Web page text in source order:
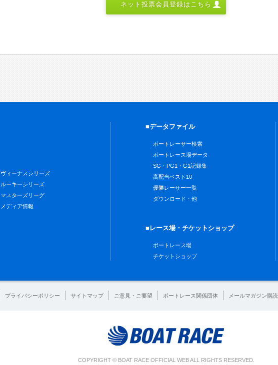
ネット投票会員登録はこちら
ヴィーナスシリーズ
ルーキーシリーズ
マスターズリーグ
メディア情報
■データファイル
ボートレーサー検索
ボートレース場データ
SG・PG1・G1記録集
高配当ベスト10
優勝レーサー一覧
ダウンロード・他
■レース場・チケットショップ
ボートレース場
チケットショップ
プライバシーポリシー サイトマップ ご意見・ご要望 ボートレース関係団体 メールマガジン購読
COPYRIGHT © BOAT RACE OFFICIAL WEB ALL RIGHTS RESERVED.